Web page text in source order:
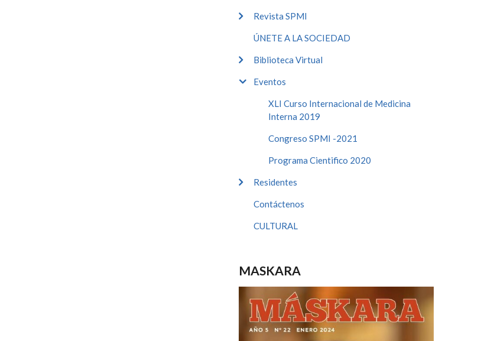
Revista SPMI
ÚNETE A LA SOCIEDAD
Biblioteca Virtual
Eventos
XLI Curso Internacional de Medicina
Interna 2019
Congreso SPMI -2021
Programa Cientifico 2020
Residentes
Contáctenos
CULTURAL
MASKARA